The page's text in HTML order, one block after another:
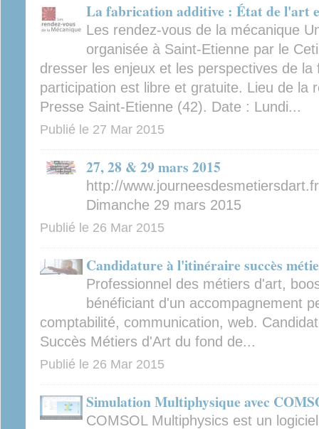
La fabrication additive : État de l'art
Les rendez-vous de la mécanique
organisée à Saint-Etienne par le
dresser les enjeux et les perspectives de la
participation est libre et gratuite. Lieu de la
Presse Saint-Etienne (42). Date : Lundi...
Publié le 27 Mar 2015
27, 28 & 29 mars 2015
http://
Dimanche 29 mars 2015
Publié le 26 Mar 2015
Candidature à l'itinéraire succès
Professionnel des métiers d'art,
bénéficiant d'un accompagnement
comptabilité, communication, web.
Succès Métiers d'Art du fond de...
Publié le 26 Mar 2015
Simulation Multiphysique avec
COMSOL Multiphysics est un